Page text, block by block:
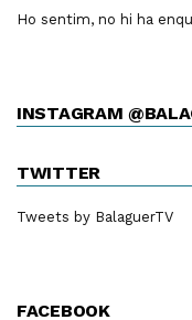
Ho sentim, no hi ha
INSTAGRAM
TWITTER
Tweets by BalaguerTV
FACEBOOK